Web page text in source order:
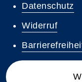
Datenschutz
Widerruf